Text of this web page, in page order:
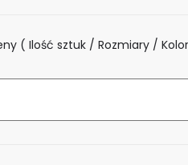
( Ilość sztuk / Rozmiary /